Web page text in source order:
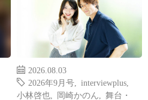
2026.08.03
2026年9月号
interviewplus
小林啓也
岡崎かのん
舞台・